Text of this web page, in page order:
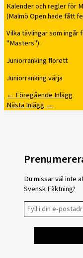
Kalender och regler för
(Malmö Open hade fått
Vilka tävlingar som ingår
"Masters").
Juniorranking florett
Juniorranking värja
← Föregående Inlägg
Nästa Inlägg →
Du missar väl inte
Svensk Fäktning?